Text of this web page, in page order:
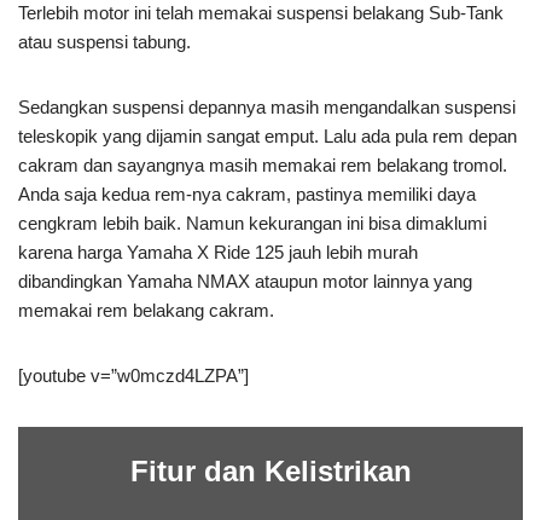
Terlebih motor ini telah memakai suspensi belakang Sub-Tank
atau suspensi tabung.
Sedangkan suspensi depannya masih mengandalkan suspensi
teleskopik yang dijamin sangat emput. Lalu ada pula rem depan
cakram dan sayangnya masih memakai rem belakang tromol.
Anda saja kedua rem-nya cakram, pastinya memiliki daya
cengkram lebih baik. Namun kekurangan ini bisa dimaklumi
karena harga Yamaha X Ride 125 jauh lebih murah
dibandingkan Yamaha NMAX ataupun motor lainnya yang
memakai rem belakang cakram.
[youtube v=”w0mczd4LZPA”]
Fitur dan Kelistrikan